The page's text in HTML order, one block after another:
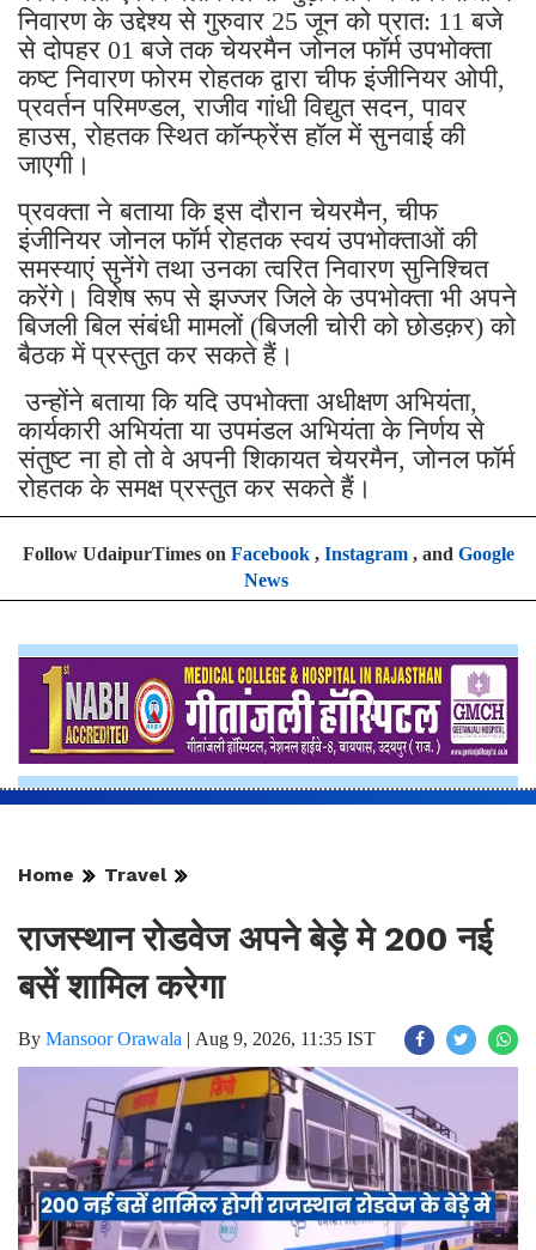
निवारण के उद्देश्य से गुरुवार 25 जून को प्रात: 11 बजे
से दोपहर 01 बजे तक चेयरमैन जोनल फॉर्म उपभोक्ता
कष्ट निवारण फोरम रोहतक द्वारा चीफ इंजीनियर ओपी,
प्रवर्तन परिमण्डल, राजीव गांधी विद्युत सदन, पावर
हाउस, रोहतक स्थित कॉन्फ्रेंस हॉल में सुनवाई की
जाएगी।
प्रवक्ता ने बताया कि इस दौरान चेयरमैन, चीफ
इंजीनियर जोनल फॉर्म रोहतक स्वयं उपभोक्ताओं की
समस्याएं सुनेंगे तथा उनका त्वरित निवारण सुनिश्चित
करेंगे। विशेष रूप से झज्जर जिले के उपभोक्ता भी अपने
बिजली बिल संबंधी मामलों (बिजली चोरी को छोडक़र) को
बैठक में प्रस्तुत कर सकते हैं।
उन्होंने बताया कि यदि उपभोक्ता अधीक्षण अभियंता,
कार्यकारी अभियंता या उपमंडल अभियंता के निर्णय से
संतुष्ट ना हो तो वे अपनी शिकायत चेयरमैन, जोनल फॉर्म
रोहतक के समक्ष प्रस्तुत कर सकते हैं।
Follow UdaipurTimes on Facebook, Instagram, and Google
News
Home Travel
राजस्थान रोडवेज अपने बेड़े मे 200 नई
बसें शामिल करेगा
By Mansoor Orawala | Aug 9, 2026, 11:35 IST